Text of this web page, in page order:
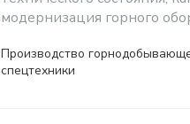
модернизация горного
Производство
спецтехники